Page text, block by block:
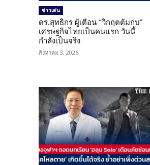
ข่าวเด่น
ดร.สุทธิกร ผู้เตือน “วิกฤตต้มกบ”
เศรษฐกิจไทยเป็นคนแรก วันนี้
กำลังเป็นจริง
สิงหาคม 3, 2026